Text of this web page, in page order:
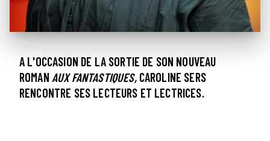
A L'OCCASION DE LA SORTIE DE SON NOUVEAU
ROMAN AUX FANTASTIQUES, CAROLINE SERS
RENCONTRE SES LECTEURS ET LECTRICES.